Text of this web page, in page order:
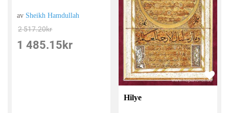
av Sheikh Hamdullah
2 517.20kr
1 485.15 kr
Hilye